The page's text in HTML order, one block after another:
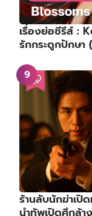
เรื่องย่อซีรีส์ :
รักกระดูกปักษา
ร้านลับนักฆ่าเปิ
นำทัพเปิดศึกล้า